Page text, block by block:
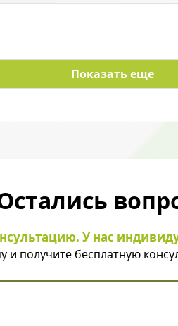
Показать еще
У нас
и получите бесплатную